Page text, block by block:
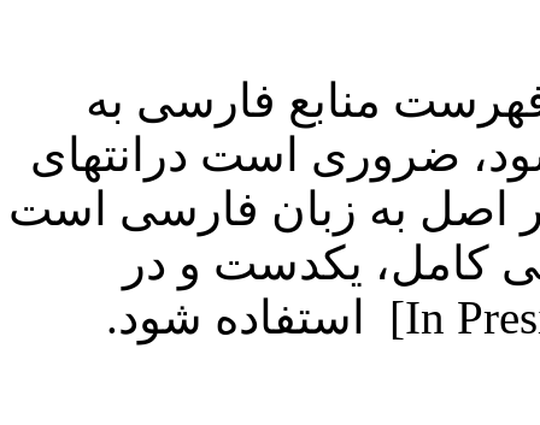
منابع فارسی به
ضروری است درانتهای
اصل به زبان فارسی است
کامل، یکدست و در